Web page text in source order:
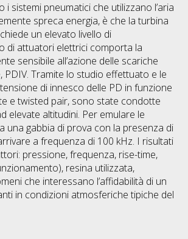
sistemi pneumatici che utilizzano l’aria
spreca energia, è che la turbina
un elevato livello di
di attuatori elettrici comporta la
sensibile all’azione delle scariche
PDIV. Tramite lo studio effettuato e le
di innesco delle PD in funzione
e twisted pair, sono state condotte
elevate altitudini. Per emulare le
una gabbia di prova con la presenza di
a frequenza di 100 kHz. I risultati
pressione, frequenza, rise-time,
resina utilizzata,
che interessano l’affidabilità di un
in condizioni atmosferiche tipiche del